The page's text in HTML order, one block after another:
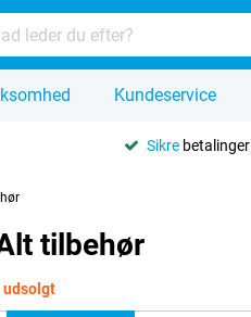
Kundeservice
Sikrebetalinger
tilbehør
udsolgt